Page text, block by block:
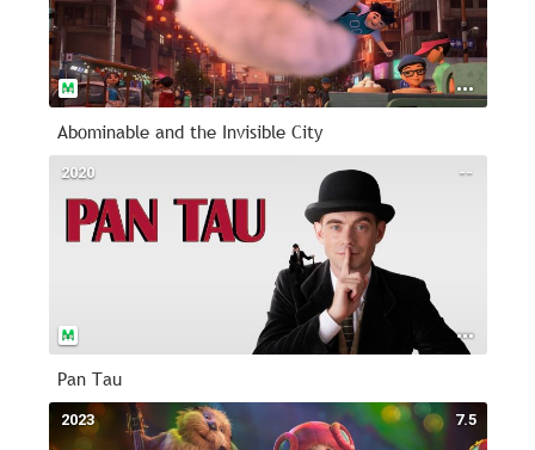
Abominable and the Invisible City
--
2020
Pan Tau
7.5
2023